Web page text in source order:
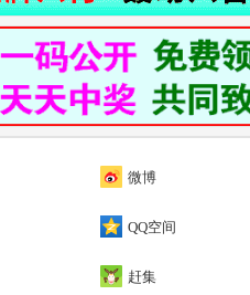
微博
QQ空间
赶集